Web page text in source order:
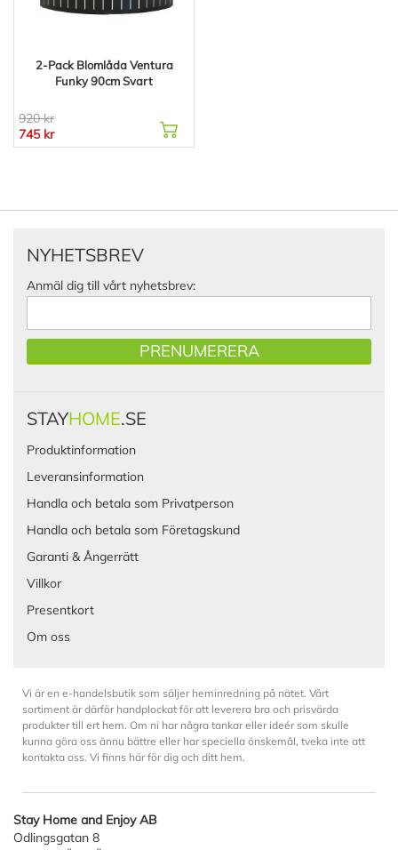
2-Pack Blomlåda Ventura
Funky 90cm Svart
920 kr
745 kr
NYHETSBREV
Anmäl dig till vårt nyhetsbrev:
PRENUMERERA
STAYHOME.SE
Produktinformation
Leveransinformation
Handla och betala som Privatperson
Handla och betala som Företagskund
Garanti & Ångerrätt
Villkor
Presentkort
Om oss
Vi är en e-handelsbutik som säljer heminredning på nätet. Vårt
sortiment är därför handplockat för att leverera bra och prisvärda
produkter till ert hem. Om ni har några tankar eller ideér som skulle
kunna göra oss ännu bättre eller har speciella önskemål, tveka inte att
kontakta oss. Vi finns här för dig och ditt hem.
Stay Home and Enjoy AB
Odlingsgatan 8